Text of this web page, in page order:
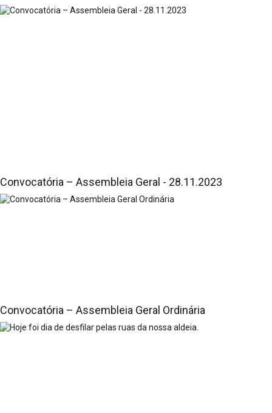
Convocatória – Assembleia Geral - 28.11.2023
Convocatória – Assembleia Geral Ordinária